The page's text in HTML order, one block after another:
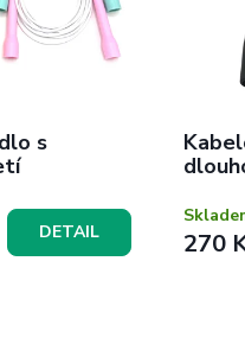
s
DETAIL 270